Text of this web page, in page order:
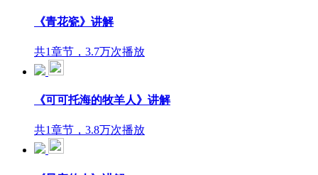
《青花瓷》讲解
共1章节，3.7万次播放
《可可托海的牧羊人》讲解
共1章节，3.8万次播放